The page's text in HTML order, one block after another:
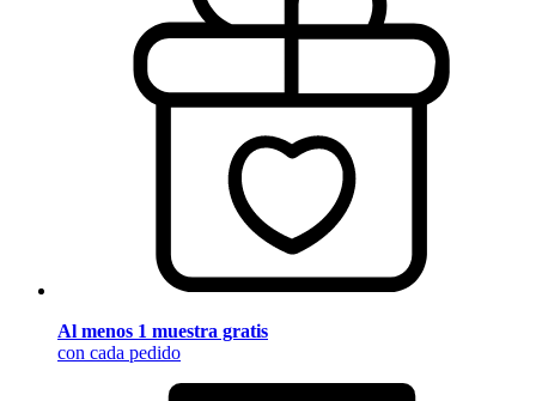
Al menos 1 muestra gratis
con cada pedido